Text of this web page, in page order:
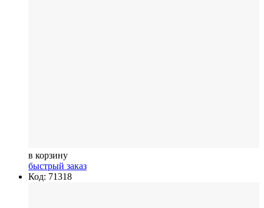
в корзину
быстрый заказ
Код: 71318